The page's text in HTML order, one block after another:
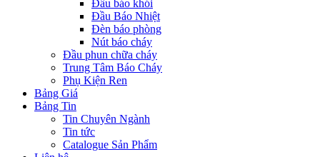
Đầu báo khói
Đầu Báo Nhiệt
Đèn báo phòng
Nút báo cháy
Đầu phun chữa cháy
Trung Tâm Báo Cháy
Phụ Kiện Ren
Bảng Giá
Bảng Tin
Tin Chuyên Ngành
Tin tức
Catalogue Sản Phẩm